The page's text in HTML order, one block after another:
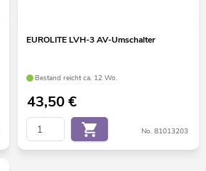
EUROLITE LVH-3 AV-Umschalter
Bestand reicht ca. 12 Wo.
43,50€
No. 81013203